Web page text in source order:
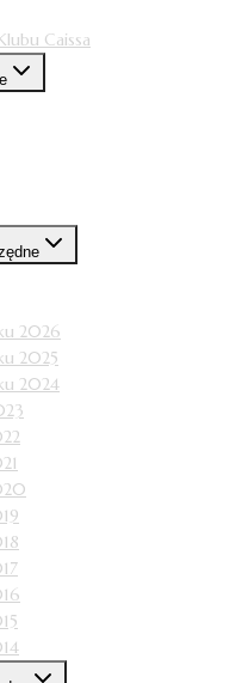
Caissa
2026
2025
2024